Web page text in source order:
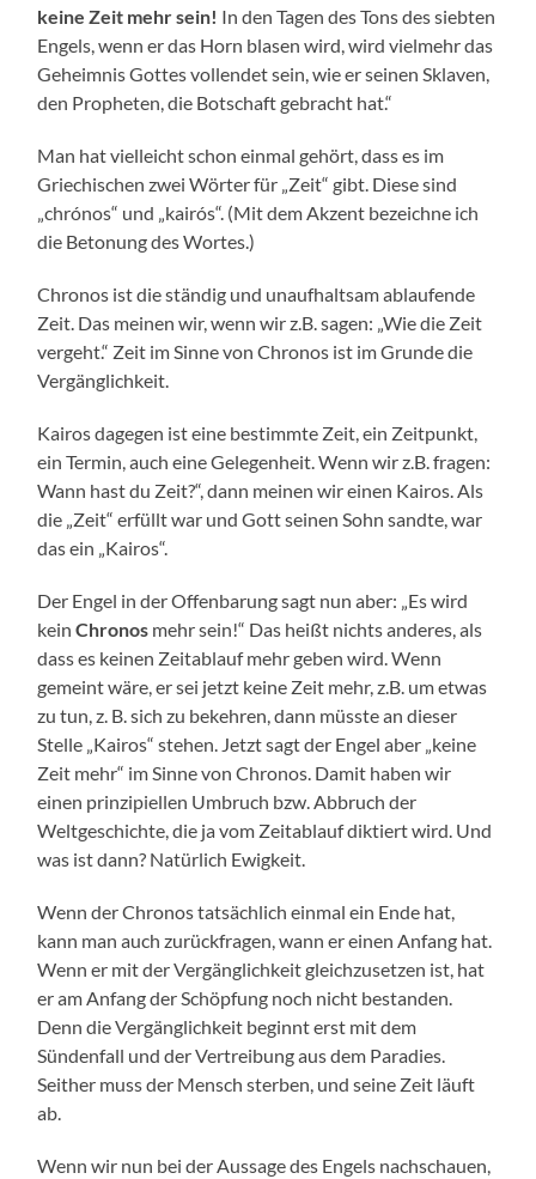
keine Zeit mehr sein! In den Tagen des Tons des siebten
Engels, wenn er das Horn blasen wird, wird vielmehr das
Geheimnis Gottes vollendet sein, wie er seinen Sklaven,
den Propheten, die Botschaft gebracht hat.“
Man hat vielleicht schon einmal gehört, dass es im
Griechischen zwei Wörter für „Zeit“ gibt. Diese sind
„chrónos“ und „kairós“. (Mit dem Akzent bezeichne ich
die Betonung des Wortes.)
Chronos ist die ständig und unaufhaltsam ablaufende
Zeit. Das meinen wir, wenn wir z.B. sagen: „Wie die Zeit
vergeht.“ Zeit im Sinne von Chronos ist im Grunde die
Vergänglichkeit.
Kairos dagegen ist eine bestimmte Zeit, ein Zeitpunkt,
ein Termin, auch eine Gelegenheit. Wenn wir z.B. fragen:
Wann hast du Zeit?“, dann meinen wir einen Kairos. Als
die „Zeit“ erfüllt war und Gott seinen Sohn sandte, war
das ein „Kairos“.
Der Engel in der Offenbarung sagt nun aber: „Es wird
keinChronos mehr sein!“ Das heißt nichts anderes, als
dass es keinen Zeitablauf mehr geben wird. Wenn
gemeint wäre, er sei jetzt keine Zeit mehr, z.B. um etwas
zu tun, z. B. sich zu bekehren, dann müsste an dieser
Stelle „Kairos“ stehen. Jetzt sagt der Engel aber „keine
Zeit mehr“ im Sinne von Chronos. Damit haben wir
einen prinzipiellen Umbruch bzw. Abbruch der
Weltgeschichte, die ja vom Zeitablauf diktiert wird. Und
was ist dann? Natürlich Ewigkeit.
Wenn der Chronos tatsächlich einmal ein Ende hat,
kann man auch zurückfragen, wann er einen Anfang hat.
Wenn er mit der Vergänglichkeit gleichzusetzen ist, hat
er am Anfang der Schöpfung noch nicht bestanden.
Denn die Vergänglichkeit beginnt erst mit dem
Sündenfall und der Vertreibung aus dem Paradies.
Seither muss der Mensch sterben, und seine Zeit läuft
ab.
Wenn wir nun bei der Aussage des Engels nachschauen,